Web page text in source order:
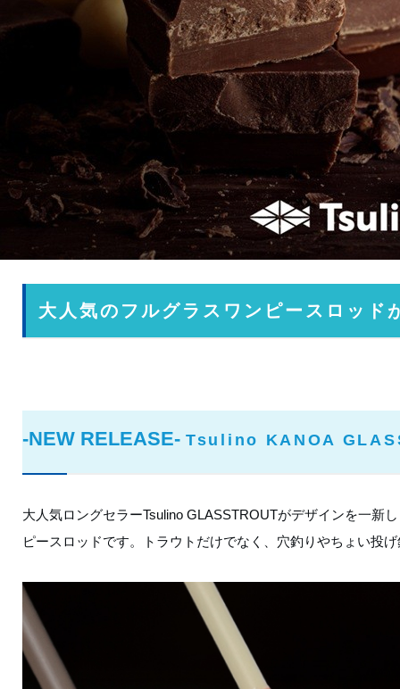
大人気のフルグラスワンピースロッド
‐NEW RELEASE‐ Tsulino KANOA
大人気ロングセラーTsulino GLASSTROUTがデザインを一新
ピースロッドです。トラウトだけでなく、穴釣りやちょい投